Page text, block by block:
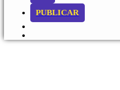
PUBLICAR